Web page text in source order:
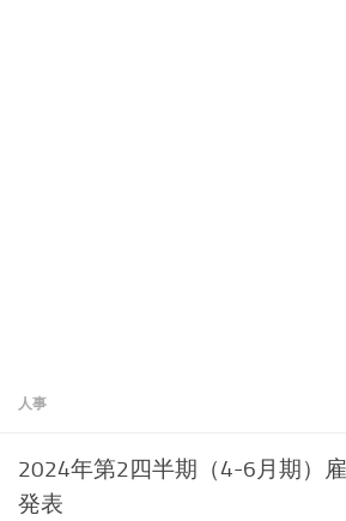
人事
2024年第2四半期（4-6月期）
発表